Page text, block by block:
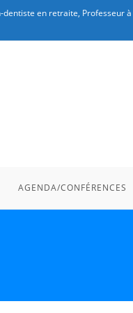
en retraite, Professeur à
AGENDA/CONFÉRENCES